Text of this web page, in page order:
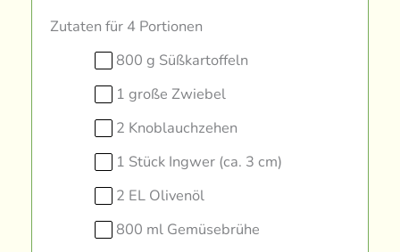
Zutaten für 4 Portionen
800 g Süßkartoffeln
1 große Zwiebel
2 Knoblauchzehen
1 Stück Ingwer (ca. 3 cm)
2 EL Olivenöl
800 ml Gemüsebrühe